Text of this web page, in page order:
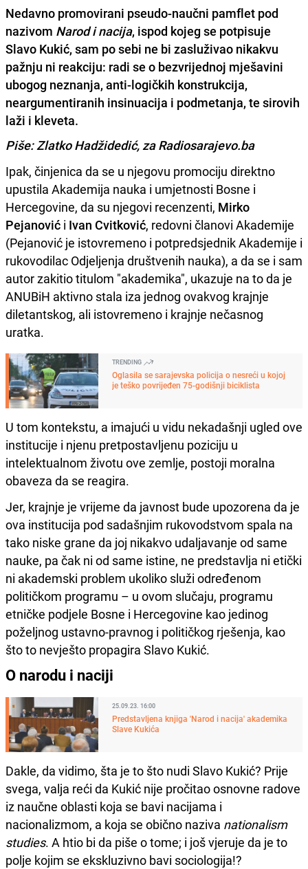
Nedavno promovirani pseudo-naučni pamflet pod
nazivom Narod i nacija, ispod kojeg se potpisuje
Slavo Kukić, sam po sebi ne bi zasluživao nikakvu
pažnju ni reakciju: radi se o bezvrijednoj mješavini
ubogog neznanja, anti-logičkih konstrukcija,
neargumentiranih insinuacija i podmetanja, te sirovih
laži i kleveta.
Piše: Zlatko Hadžidedić, za Radiosarajevo.ba
Ipak, činjenica da se u njegovu promociju direktno
upustila Akademija nauka i umjetnosti Bosne i
Hercegovine, da su njegovi recenzenti, Mirko
Pejanović i Ivan Cvitković, redovni članovi Akademije
(Pejanović je istovremeno i potpredsjednik Akademije i
rukovodilac Odjeljenja društvenih nauka), a da se i sam
autor zakitio titulom "akademika", ukazuje na to da je
ANUBiH aktivno stala iza jednog ovakvog krajnje
diletantskog, ali istovremeno i krajnje nečasnog
uratka.
TRENDING
Oglasila se sarajevska policija o nesreći u kojoj
je teško povrijeđen 75-godišnji biciklista
U tom kontekstu, a imajući u vidu nekadašnji ugled ove
institucije i njenu pretpostavljenu poziciju u
intelektualnom životu ove zemlje, postoji moralna
obaveza da se reagira.
Jer, krajnje je vrijeme da javnost bude upozorena da je
ova institucija pod sadašnjim rukovodstvom spala na
tako niske grane da joj nikakvo udaljavanje od same
nauke, pa čak ni od same istine, ne predstavlja ni etički
ni akademski problem ukoliko služi određenom
političkom programu – u ovom slučaju, programu
etničke podjele Bosne i Hercegovine kao jedinog
poželjnog ustavno-pravnog i političkog rješenja, kao
što to nevješto propagira Slavo Kukić.
O narodu i naciji
25.09.23. 16:00
Predstavljena knjiga 'Narod i nacija' akademika
Slave Kukića
Dakle, da vidimo, šta je to što nudi Slavo Kukić? Prije
svega, valja reći da Kukić nije pročitao osnovne radove
iz naučne oblasti koja se bavi nacijama i
nacionalizmom, a koja se obično naziva nationalism
studies. A htio bi da piše o tome; i još vjeruje da je to
polje kojim se ekskluzivno bavi sociologija!?